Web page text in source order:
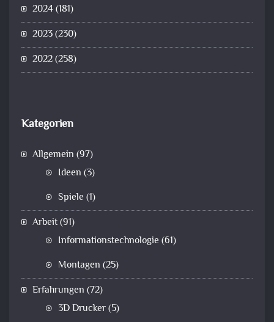
2024(181)
2023(230)
2022(258)
Kategorien
Allgemein (97)
Ideen (3)
Spiele (1)
Arbeit(91)
Informationstechnologie (61)
Montagen (25)
Erfahrungen (72)
3D Drucker(5)